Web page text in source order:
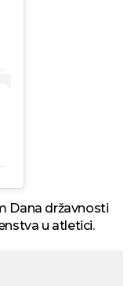
Dana državnosti
u atletici.